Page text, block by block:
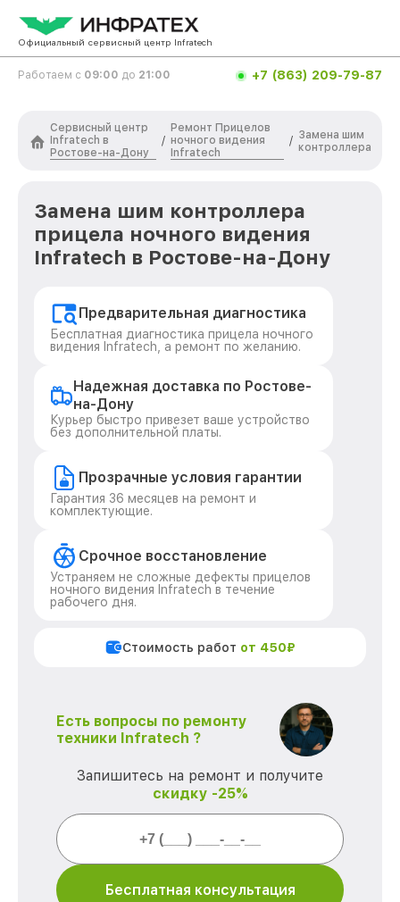
Официальный сервисный центр Infratech
Работаем с 09:00 до 21:00 +7 (863) 209-79-87
Сервисный центр
Infratech в
Ростове-на-Дону
/
Ремонт Прицелов
ночного видения
Infratech
/ Замена шим
контроллера
Замена шим контроллера
прицела ночного видения
Infratech в Ростове-на-Дону
Предварительная диагностика
Бесплатная диагностика прицела ночного
видения Infratech, а ремонт по желанию.
Надежная доставка по Ростове-
на-Дону
Курьер быстро привезет ваше устройство
без дополнительной платы.
Прозрачные условия гарантии
Гарантия 36 месяцев на ремонт и
комплектующие.
Срочное восстановление
Устраняем не сложные дефекты прицелов
ночного видения Infratech в течение
рабочего дня.
Стоимость работ от 450₽
Есть вопросы по ремонту
техники Infratech ?
Запишитесь на ремонт и получите
скидку -25%
Бесплатная консультация